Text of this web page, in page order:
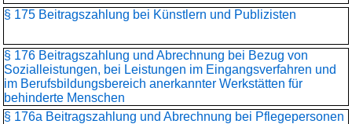
§ 175 Beitragszahlung bei Künstlern und Publizisten
§ 176 Beitragszahlung und Abrechnung bei Bezug von
Sozialleistungen, bei Leistungen im Eingangsverfahren und
im Berufsbildungsbereich anerkannter Werkstätten für
behinderte Menschen
§ 176a Beitragszahlung und Abrechnung bei Pflegepersonen